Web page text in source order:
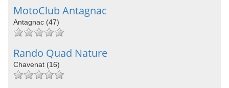
MotoClub Antagnac
Antagnac (47)
Rando Quad Nature
Chavenat (16)